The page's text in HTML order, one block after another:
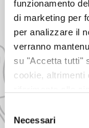
funzionamento
di marketing per
per analizzare il
verranno
su "Accetta tutti"
cookie, altrimenti
delNecessari
2026
20 GIU
2026